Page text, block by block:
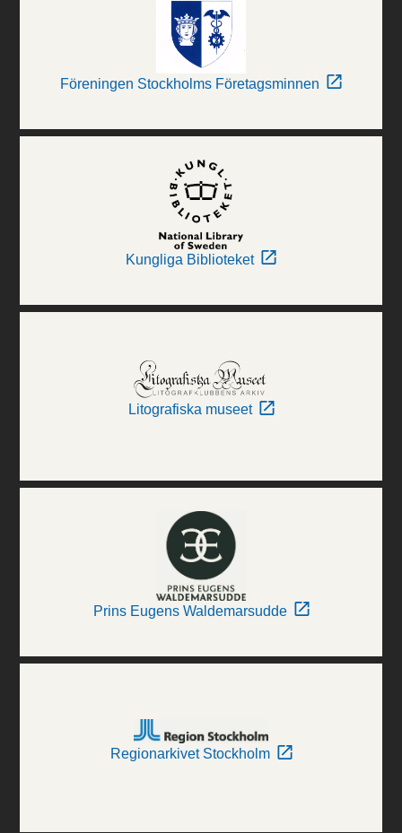
Föreningen Stockholms Företagsminnen
Kungliga Biblioteket
Litografiska museet
Prins Eugens Waldemarsudde
Regionarkivet Stockholm